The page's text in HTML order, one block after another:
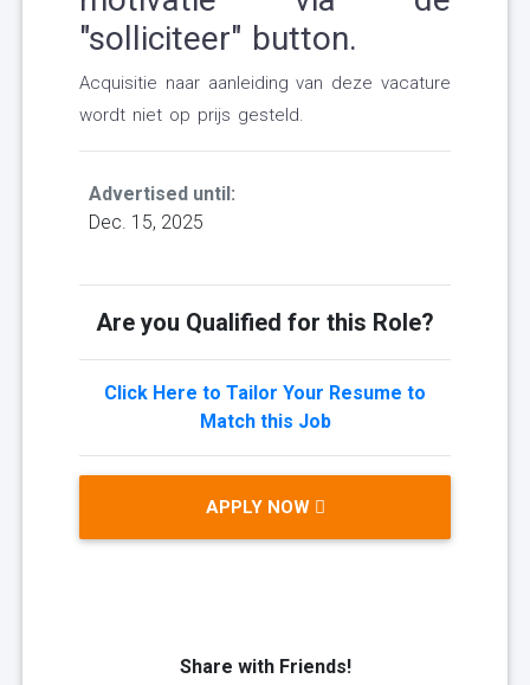
"solliciteer" button.
Acquisitie naar aanleiding van deze vacature
wordt niet op prijs gesteld.
Advertised until:
Dec. 15, 2025
Are you Qualified for this Role?
Click Here to Tailor Your Resume to
Match this Job
APPLY NOW
Share with Friends!